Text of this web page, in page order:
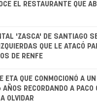
EL RESTAURANTE QUE
'ZASCA' DE SANTIAGO
QUE LE ATACÓ
DE RENFE
ETA QUE CONMOCIONÓ A
AÑOS RECORDANDO A PACO
OLVIDAR